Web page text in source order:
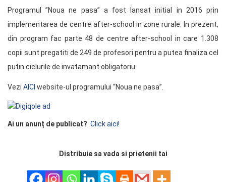
Programul ”Noua ne pasa” a fost lansat initial in 2016 prin
implementarea de centre after-school in zone rurale. In prezent,
din program fac parte 48 de centre after-school in care 1.308
copii sunt pregatiti de 249 de profesori pentru a putea finaliza cel
putin ciclurile de invatamant obligatoriu.
Vezi AICI website-ul programului “Noua ne pasa”.
Ai un anunț de publicat? Click aici!
Distribuie sa vada si prietenii tai